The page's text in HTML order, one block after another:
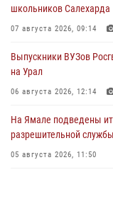
школьников Салехарда
07 августа 2026, 09:14
Выпускники ВУЗов
на Урал
06 августа 2026, 12:14
На Ямале подведены
разрешительной
05 августа 2026, 11:50